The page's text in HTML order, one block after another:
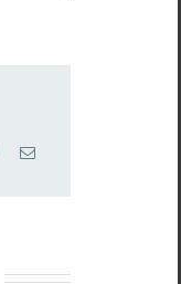
PinterestEmail